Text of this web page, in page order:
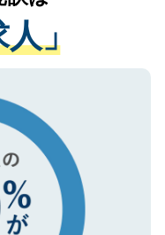
のみに付与され
取得済みです。
安心ください。
なアドバイスを
にご転職をされ
ートが可能です
い。
」